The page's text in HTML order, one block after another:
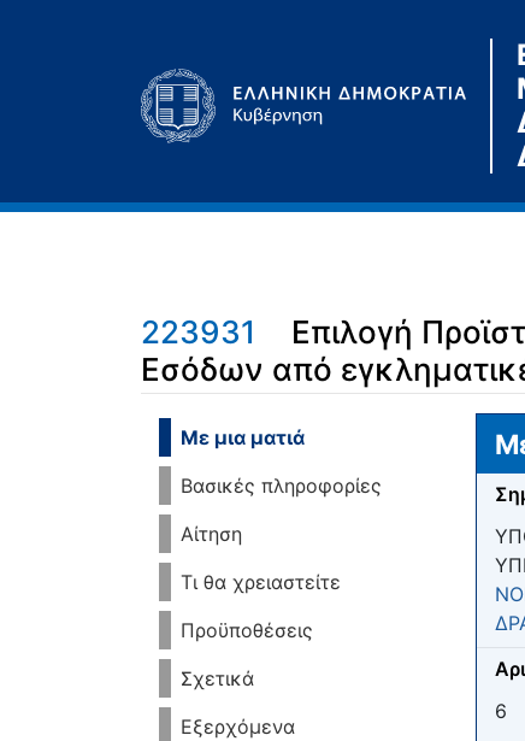
223931
Επιλογή
Εσόδων από
Μετάβαση σε: πλοήγηση
Με μια ματιά
Βασικές πληροφορίες
Αίτηση
Τι θα χρειαστείτε
Προϋποθέσεις
Σχετικά
Εξερχόμενα
6